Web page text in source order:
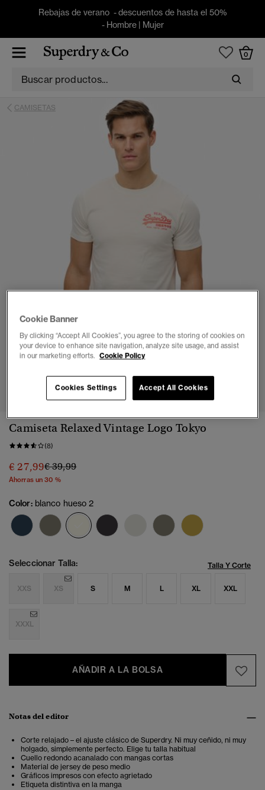
Rebajas de verano - descuentos de hasta el 50%
- Hombre| Mujer
0
CAMISETAS
1 2 3 4 5 6 7
Camiseta Relaxed Vintage Logo Tokyo
(8)
€ 27,99Precio rebajado de
€ 39,99a
Ahorras un 30 %
Color: blanco hueso 2
seleccionado
Seleccionar Talla: Talla Y Corte
XXS XS S M L XL XXL
XXXL
AÑADIR A LA BOLSA
Notas del editor
Corte relajado – el ajuste clásico de Superdry. Ni muy ceñido, ni muy
holgado, simplemente perfecto. Elige tu talla habitual
Cuello redondo acanalado con mangas cortas
Material de jersey de peso medio
Gráficos impresos con efecto agrietado
Etiqueta distintiva en la manga
Cookie Banner
By clicking “Accept All Cookies”, you agree to the storing of cookies on
your device to enhance site navigation, analyze site usage, and assist
in our marketing efforts. Cookie Policy
Accept All Cookies
Cookies Settings